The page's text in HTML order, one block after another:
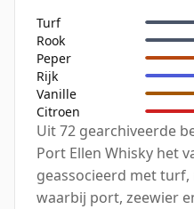
Turf
Rook
Peper
Rijk
Vanille
Citroen
Uit 72 gearchiveerde
Port Ellen Whisky het
geassocieerd met
waarbij port, zeewier